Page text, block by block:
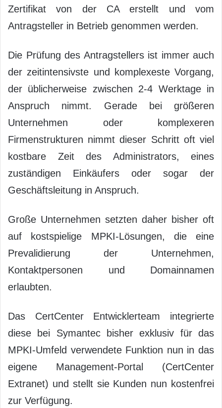
Zertifikat von der CA erstellt und vom
Antragsteller in Betrieb genommen werden.
Die Prüfung des Antragstellers ist immer auch
der zeitintensivste und komplexeste Vorgang,
der üblicherweise zwischen 2-4 Werktage in
Anspruch nimmt. Gerade bei größeren
Unternehmen oder komplexeren
Firmenstrukturen nimmt dieser Schritt oft viel
kostbare Zeit des Administrators, eines
zuständigen Einkäufers oder sogar der
Geschäftsleitung in Anspruch.
Große Unternehmen setzten daher bisher oft
auf kostspielige MPKI-Lösungen, die eine
Prevalidierung der Unternehmen,
Kontaktpersonen und Domainnamen
erlaubten.
Das CertCenter Entwicklerteam integrierte
diese bei Symantec bisher exklusiv für das
MPKI-Umfeld verwendete Funktion nun in das
eigene Management-Portal (CertCenter
Extranet) und stellt sie Kunden nun kostenfrei
zur Verfügung.